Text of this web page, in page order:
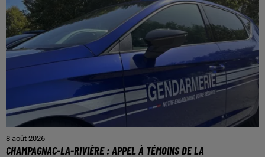
8 août 2026
CHAMPAGNAC-LA-RIVIÈRE : APPEL À TÉMOINS DE LA